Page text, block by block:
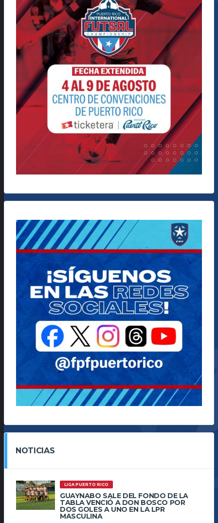
NOTICIAS
LIGA PUERTO RICO
GUAYNABO SALE DEL FONDO DE LA
TABLA VENCIÓ A DON BOSCO POR
DOS GOLES A UNO EN LA LPR
MASCULINA